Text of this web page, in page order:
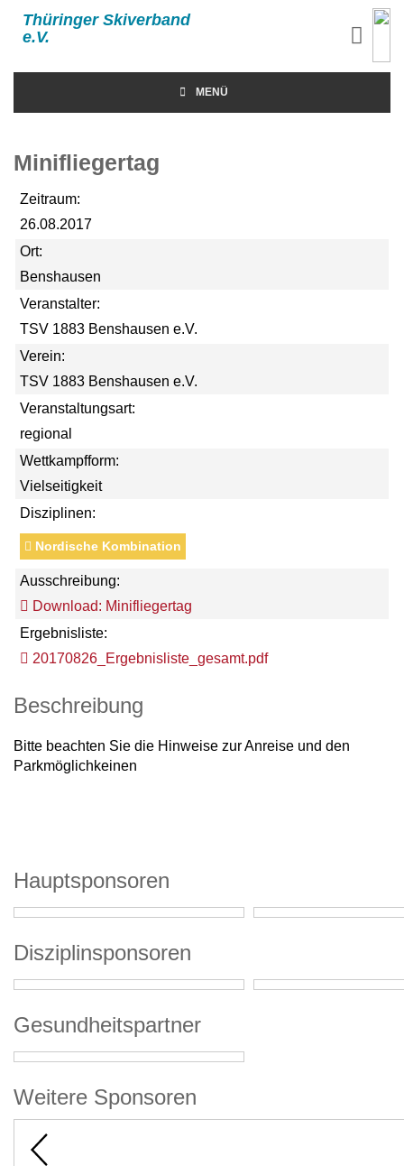
Thüringer Skiverband
e.V.
MENÜ
Minifliegertag
Zeitraum:
26.08.2017
Ort:
Benshausen
Veranstalter:
TSV 1883 Benshausen e.V.
Verein:
TSV 1883 Benshausen e.V.
Veranstaltungsart:
regional
Wettkampfform:
Vielseitigkeit
Disziplinen:
Nordische Kombination
Ausschreibung:
Download: Minifliegertag
Ergebnisliste:
20170826_Ergebnisliste_gesamt.pdf
Beschreibung
Bitte beachten Sie die Hinweise zur Anreise und den
Parkmöglichkeinen
Hauptsponsoren
Disziplinsponsoren
Gesundheitspartner
Weitere Sponsoren